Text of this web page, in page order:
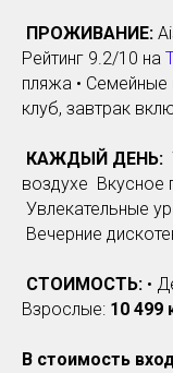
ПРОЖИВАНИЕ:
Рейтинг 9.2/10 на
пляжа •
клуб, завтрак
КАЖДЫЙ ДЕНЬ:
воздухе Вкусное
Увлекательные
Вечерние
СТОИМОСТЬ: •
Взрослые: 10 499
В стоимость